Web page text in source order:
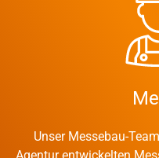
Unser Messebau-